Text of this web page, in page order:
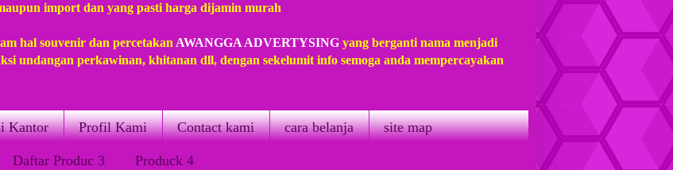
import dan yang pasti harga dijamin murah
hal souvenir dan percetakan AWANGGA ADVERTYSING yang berganti nama menjadi
undangan perkawinan, khitanan dll, dengan sekelumit info semoga anda mempercayakan
Kantor Profil Kami Contact kami cara belanja site map
Daftar Produc 3 Produck 4